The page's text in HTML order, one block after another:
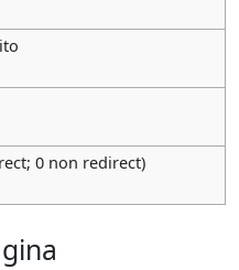
0 non redirect)